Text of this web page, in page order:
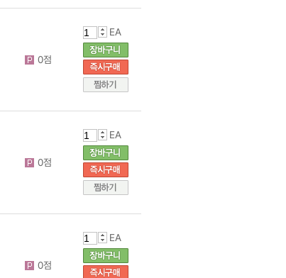
0점
EA
0점
EA
0점
EA